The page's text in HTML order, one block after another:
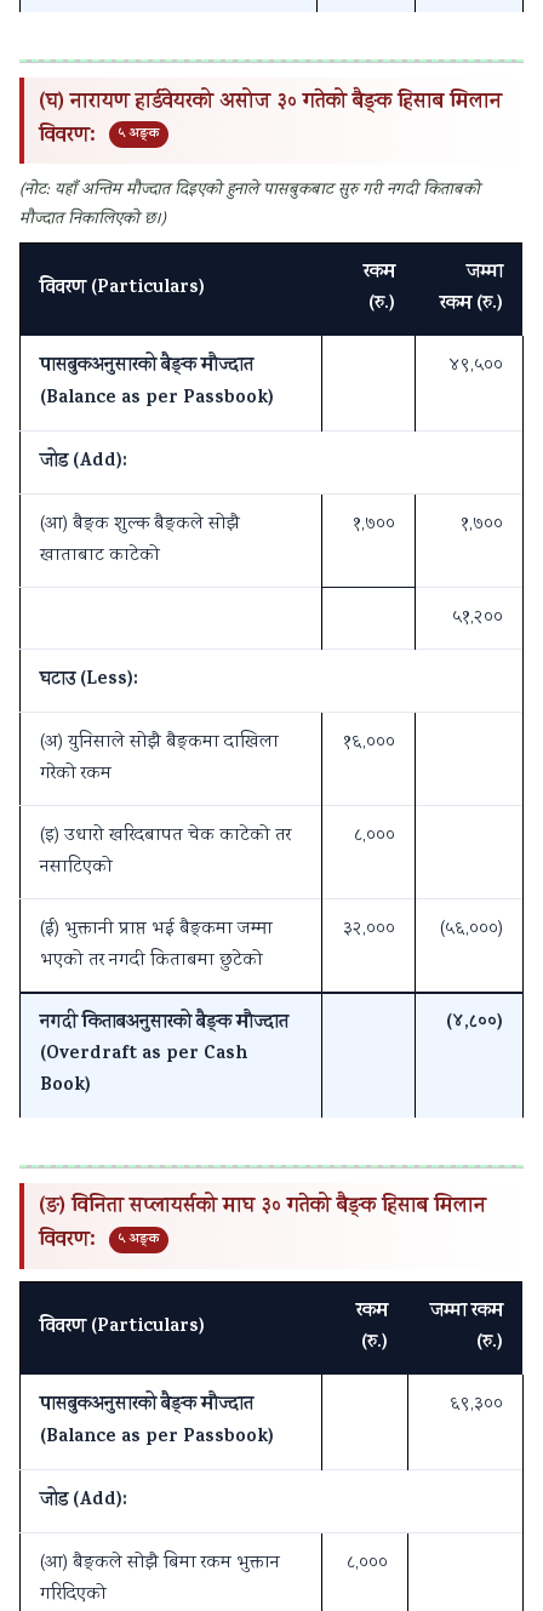
(घ) नारायण हार्डवेयरको असोज ३० गतेको बैङ्क हिसाब मिलान
विवरण:
५ अङ्क
(नोट: यहाँ अन्तिम मौज्दात दिइएको हुनाले पासबुकबाट सुरु गरी नगदी किताबको
मौज्दात निकालिएको छ।)
विवरण (Particulars)
रकम
(रु.)
जम्मा
रकम (रु.)
पासबुकअनुसारको बैङ्क मौज्दात
(Balance as per Passbook)
४९,५००
जोड (Add):
(आ) बैङ्क शुल्क बैङ्कले सोझै
खाताबाट काटेको
१,७०० १,७००
५१,२००
घटाउ (Less):
(अ) युनिसाले सोझै बैङ्कमा दाखिला
गरेको रकम
१६,०००
(इ) उधारो खरिदबापत चेक काटेको तर
नसाटिएको
८,०००
(ई) भुक्तानी प्राप्त भई बैङ्कमा जम्मा
भएको तर नगदी किताबमा छुटेको
३२,००० (५६,०००)
नगदी किताबअनुसारको बैङ्क मौज्दात
(Overdraft as per Cash
Book)
(४,८००)
(ङ) विनिता सप्लायर्सको माघ ३० गतेको बैङ्क हिसाब मिलान
विवरण:
५ अङ्क
विवरण (Particulars)
रकम
(रु.)
जम्मा रकम
(रु.)
पासबुकअनुसारको बैङ्क मौज्दात
(Balance as per Passbook)
६९,३००
जोड (Add):
(आ) बैङ्कले सोझै बिमा रकम भुक्तान
गरिदिएको
८,०००